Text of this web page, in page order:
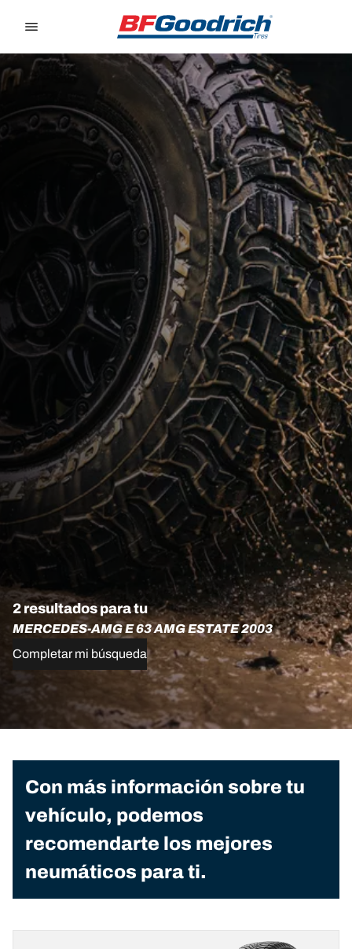
2 resultados para tu
MERCEDES-AMG E 63 AMG ESTATE 2003
Completar mi búsqueda
Con más información sobre tu
vehículo, podemos
recomendarte los mejores
neumáticos para ti.